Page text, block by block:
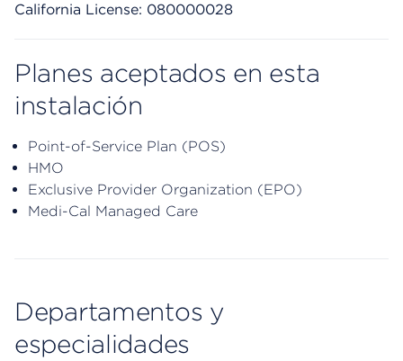
California License: 080000028
Planes aceptados en esta
instalación
Point-of-Service Plan (POS)
HMO
Exclusive Provider Organization (EPO)
Medi-Cal Managed Care
Departamentos y
especialidades